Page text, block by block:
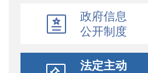
政府信息
公开制度
法定主动